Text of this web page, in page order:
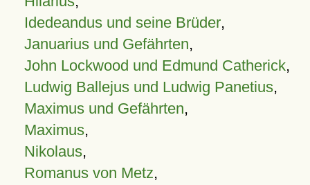
Idedeandus und seine Brüder,
Januarius und Gefährten,
John Lockwood und Edmund Catherick,
Ludwig Ballejus und Ludwig Panetius,
Maximus und Gefährten,
Maximus,
Nikolaus,
Romanus von Metz,